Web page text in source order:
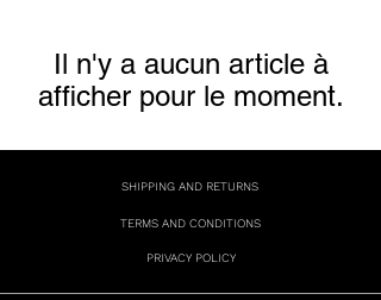
Il n'y a aucun article à
afficher pour le moment.
SHIPPING AND RETURNS
TERMS AND CONDITIONS
PRIVACY POLICY